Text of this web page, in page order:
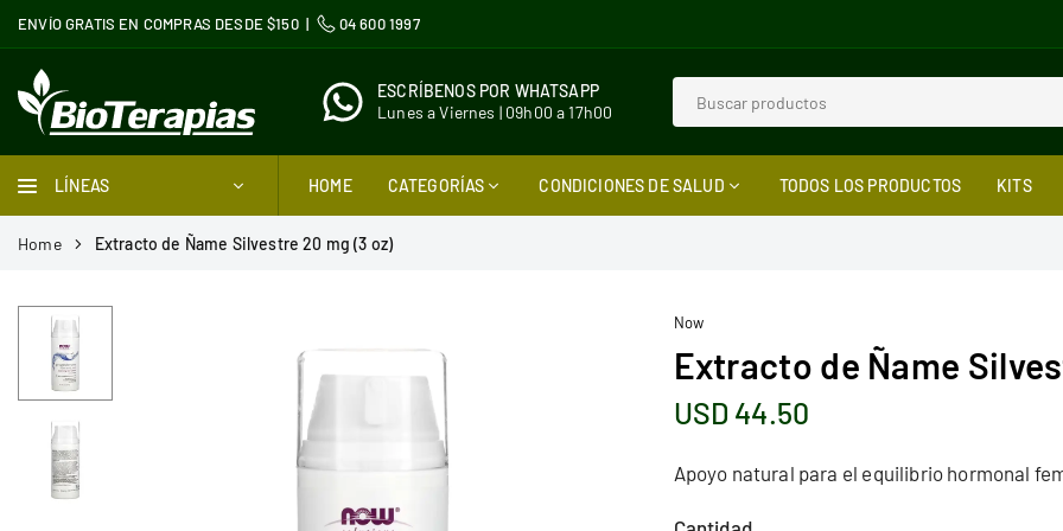
Ir
directamente
contenido
ENVÍO GRATIS EN COMPRAS DESDE $150 | 04 600 1997
ESCRÍBENOS POR WHATSAPP
Lunes a Viernes | 09h00 a 17h00
LÍNEAS HOME CATEGORÍAS CONDICIONES DE SALUD TODOS LOS PRODUCTOS KITS
Home Extracto de Ñame Silvestre 20 mg (3 oz)
Now
Extracto de Ñame
Precio
USD 44.50
Apoyo natural para el equilibrio hormonal